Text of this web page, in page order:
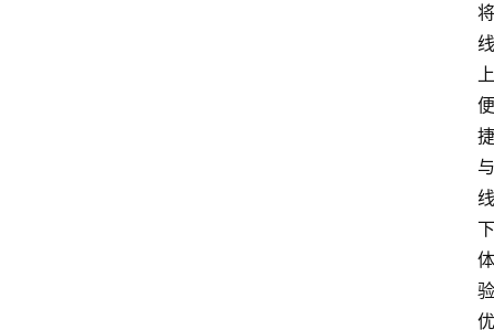
将
线
上
便
捷
与
线
下
体
验
优